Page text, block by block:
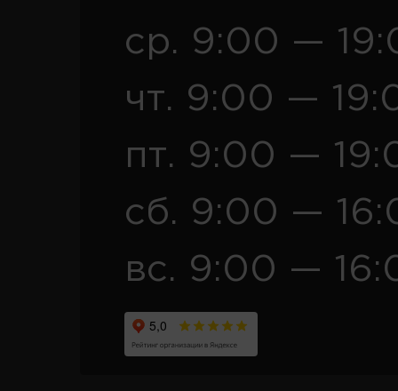
ср. 9:00 —
чт. 9:00 —
пт. 9:00 —
сб. 9:00 —
вс. 9:00 —